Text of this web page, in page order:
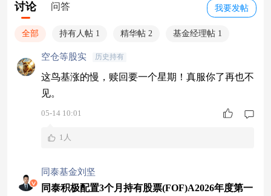
我要发帖
讨论 问答
全部 持有人帖 1 精华帖 2 基金经理帖 1
空仓等股实 历史持有
这鸟基涨的慢，赎回要一个星期！真服你了再也不
见。
05-14 10:01
1人
同泰基金刘坚
同泰积极配置3个月持有股票(FOF)A2026年度第一